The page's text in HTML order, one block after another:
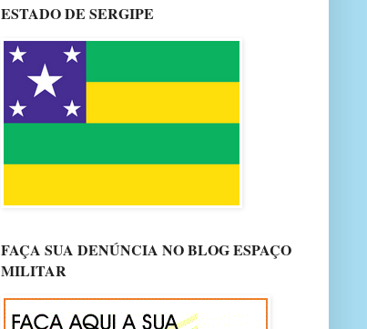
ESTADO DE SERGIPE
FAÇA SUA DENÚNCIA NO BLOG ESPAÇO
MILITAR